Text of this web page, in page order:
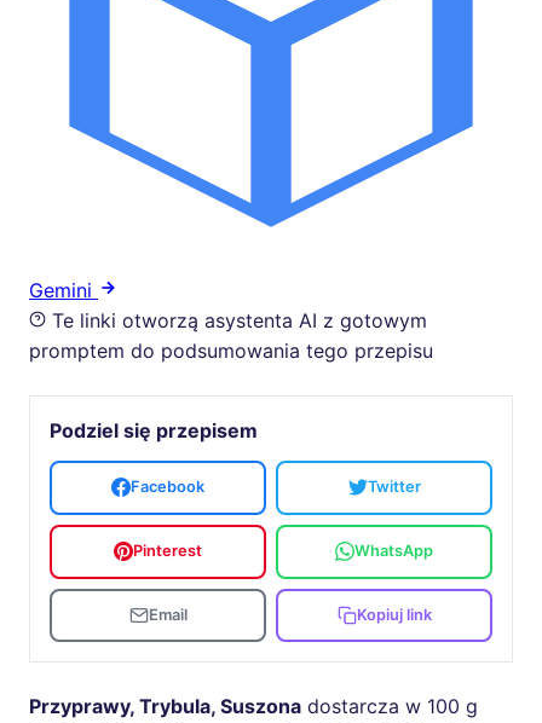
Gemini
Te linki otworzą asystenta AI z gotowym
promptem do podsumowania tego przepisu
Podziel się przepisem
Facebook Twitter
Pinterest WhatsApp
Email Kopiuj link
Przyprawy, Trybula, Suszona dostarcza w 100 g